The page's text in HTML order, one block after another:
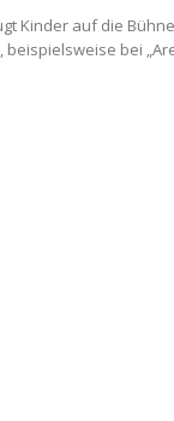
Kinder auf die
bei